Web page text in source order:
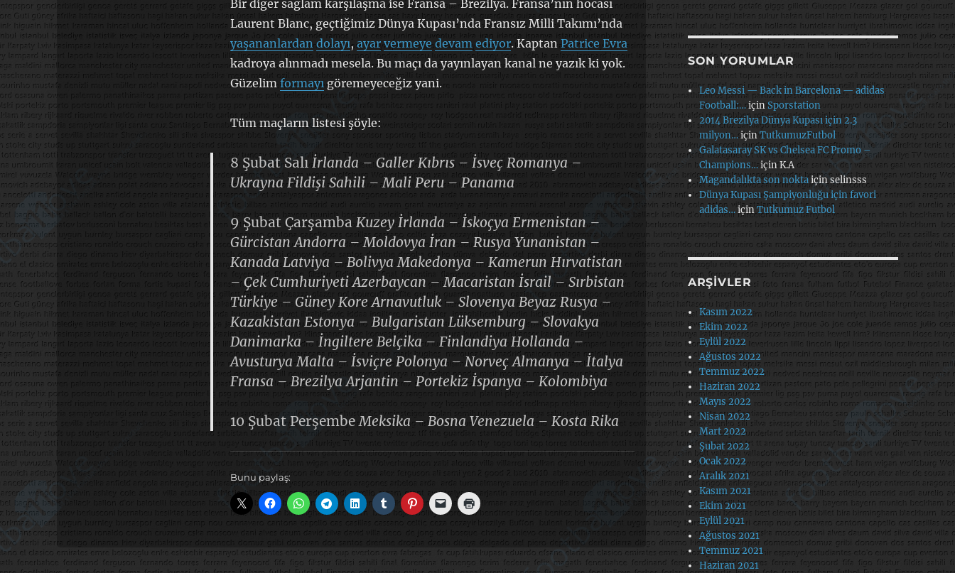
Bir diğer sağlam karşılaşma ise Fransa – Brezilya. Fransa’nın hocası
Laurent Blanc, geçtiğimiz Dünya Kupası’nda Fransız Milli Takımı’nda
yaşananlardan dolayı, ayar vermeye devam ediyor. Kaptan Patrice Evra
kadroya alınmadı mesela. Bu maçı da yayınlayan kanal ne yazık ki yok.
Güzelim formayıgöremeyeceğiz yani.
Tüm maçların listesi şöyle:
8 Şubat Salı İrlanda – Galler Kıbrıs – İsveç Romanya –
Ukrayna Fildişi Sahili – Mali Peru – Panama
9 Şubat ÇarşambaKuzey İrlanda – İskoçya Ermenistan –
Gürcistan Andorra – Moldovya İran – Rusya Yunanistan –
Kanada Latviya – Bolivya Makedonya – Kamerun Hırvatistan
– Çek Cumhuriyeti Azerbaycan – Macaristan İsrail – Sırbistan
Türkiye – Güney Kore Arnavutluk – Slovenya Beyaz Rusya –
Kazakistan Estonya – Bulgaristan Lüksemburg – Slovakya
Danimarka – İngiltere Belçika – Finlandiya Hollanda –
Avusturya Malta – İsviçre Polonya – Norveç Almanya – İtalya
Fransa – Brezilya Arjantin – Portekiz İspanya – Kolombiya
10 Şubat PerşembeMeksika – Bosna Venezuela – Kosta Rika
Bunu paylaş:
SON YORUMLAR
Leo Messi — Back in Barcelona — adidas
Football:…içinSporstation
2014 Brezilya Dünya Kupası için 2.3
milyon…içinTutkumuzFutbol
Galatasaray SK vs Chelsea FC Promo –
Champions…içinK.A
Magandalıkta son noktaiçinselinsss
Dünya Kupası Şampiyonluğu için favori
adidas…içinTutkumuz Futbol
ARŞIVLER
Kasım 2022
Ekim 2022
Eylül 2022
Ağustos 2022
Temmuz 2022
Haziran 2022
Mayıs 2022
Nisan 2022
Mart 2022
Şubat 2022
Ocak 2022
Aralık 2021
Kasım 2021
Ekim 2021
Eylül 2021
Ağustos 2021
Temmuz 2021
Haziran 2021